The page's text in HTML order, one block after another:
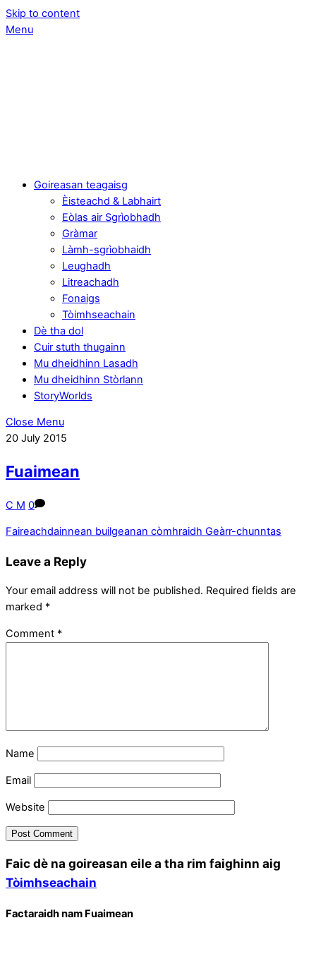
Skip to content
Menu
Goireasan teagaisg
Èisteachd & Labhairt
Eòlas air Sgrìobhadh
Gràmar
Làmh-sgrìobhaidh
Leughadh
Litreachadh
Fonaigs
Tòimhseachain
Dè tha dol
Cuir stuth thugainn
Mu dheidhinn Lasadh
Mu dheidhinn Stòrlann
StoryWorlds
Close Menu
20 July 2015
Fuaimean
C M 0
Faireachdainnean builgeanan còmhraidh Geàrr-chunntas
Leave a Reply
Your email address will not be published. Required fields are
marked *
Comment *
Name
Email
Website
Faic dè na goireasan eile a tha rim faighinn aig
Tòimhseachain
Factaraidh nam Fuaimean